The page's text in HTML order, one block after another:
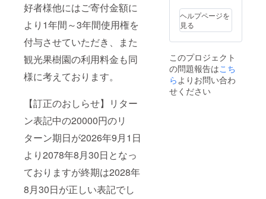
好者様他にはご寄付金額に
より1年間～3年間使用権を
付与させていただき、また
観光果樹園の利用料金も同
様に考えております。
【訂正のおしらせ】リター
ン表記中の20000円のリ
ターン期日が2026年9月1日
より2078年8月30日となっ
ておりますが終期は2028年
8月30日が正しい表記でし
ヘルプページを
見る
このプロジェクト
の問題報告はこち
らよりお問い合わ
せください